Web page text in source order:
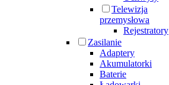
Telewizja
przemysłowa
Rejestratory
Zasilanie
Adaptery
Akumulatorki
Baterie